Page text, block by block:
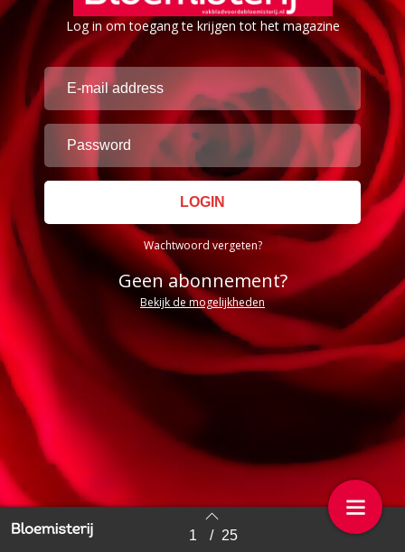
Log in om toegang te krijgen tot het magazine
Wachtwoord vergeten?
Geen abonnement?
Bekijk de mogelijkheden
Back to index 1 / 25